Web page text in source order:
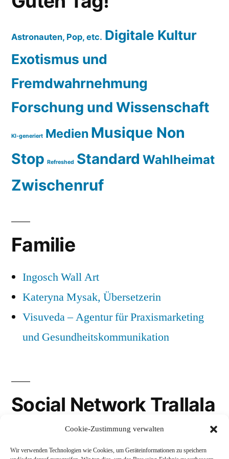
Cookie-Zustimmung verwalten
Wir verwenden Technologien wie Cookies, um Geräteinformationen zu speichern
Astronauten, Pop, etc. Digitale Kultur
Exotismus und
Fremdwahrnehmung
Forschung und Wissenschaft
KI-generiert Medien Musique Non
Stop Refreshed Standard Wahlheimat
Zwischenruf
Familie
Ingosch Wall Art
Kateryna Mysak, Übersetzerin
Visuveda – Agentur für Praxismarketing
und Gesundheitskommunikation
Social Network Trallala